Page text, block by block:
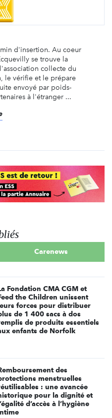
d'insertion. Au coeur
se trouve la
collecte du
le vérifie et le prépare
envoyé par poids-
à l'étranger ...
Carenews
Fondation CMA CGM et
the Children unissent
leurs forces pour distribuer
de 1 400 sacs à dos
de produits essentiels
enfants de Norfolk
des
menstruelles
: une avancée
pour la dignité et
d’accès à l’hygiène